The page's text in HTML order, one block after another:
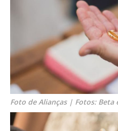
Foto de Alianças | Fotos: Beta